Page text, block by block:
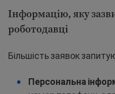
Інформацію, яку
роботодавці
Більшість заявок
Персональна